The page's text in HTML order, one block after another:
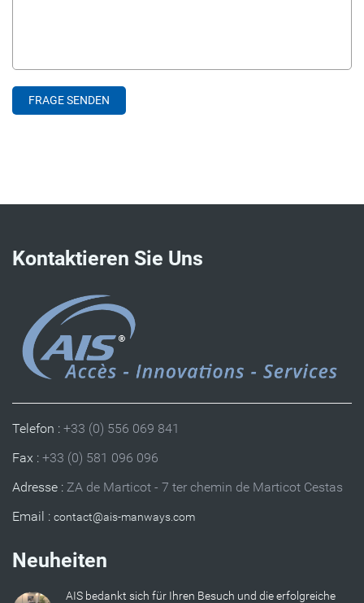
Kontaktieren Sie Uns
Telefon : +33 (0) 556 069 841
Fax : +33 (0) 581 096 096
Adresse : ZA de Marticot - 7 ter chemin de Marticot Cestas
Email :
Neuheiten
AIS bedankt sich für Ihren Besuch und die erfolgreiche